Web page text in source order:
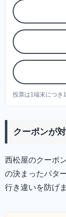
投票は1端末につき
クーポンが
西松屋のクーポ
の決まったパタ
行き違いを防げま